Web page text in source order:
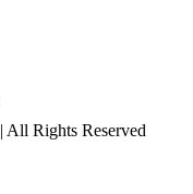
| All Rights Reserved